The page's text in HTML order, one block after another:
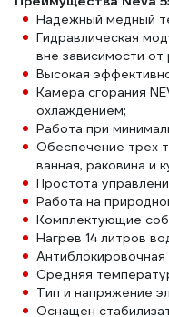
Надежный медный
Гидравлическая
вне зависимости от
Высокая
Камера сгорания
охлаждением;
Работа при
Обеспечение трех
ванная, раковина и
Простота
Работа на
Комплектующие
Нагрев 14 литров
Антиблокировочная
Средняя
Тип и напряжение
Оснащен